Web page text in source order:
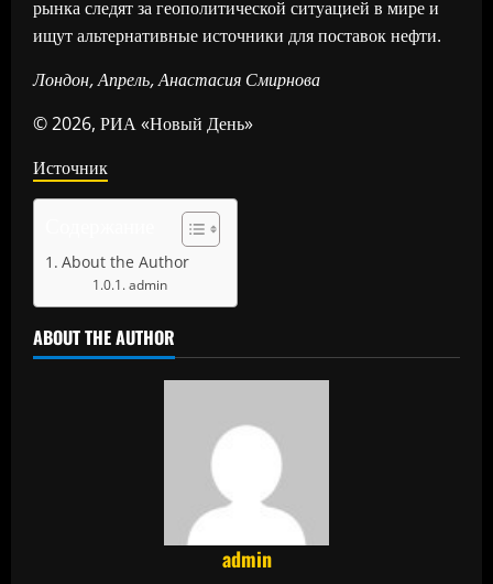
рынка следят за геополитической ситуацией в мире и
ищут альтернативные источники для поставок нефти.
Лондон, Апрель, Анастасия Смирнова
© 2026, РИА «Новый День»
Источник
About the Author
admin
ABOUT THE AUTHOR
admin